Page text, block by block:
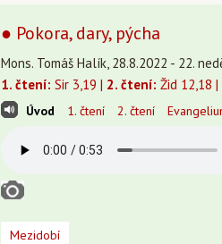
● Pokora, dary, pýcha
Mons. Tomáš Halík, 28.8.2022 - 22.
1. čtení: Sir 3,19 | 2. čtení: Žid 12,18 |
Úvod 1. čtení 2. čtení
Mezidobí